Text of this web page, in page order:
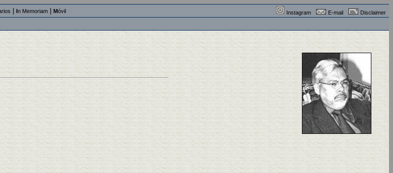
In Memoriam Móvil Instagram E-mail Disclaimer